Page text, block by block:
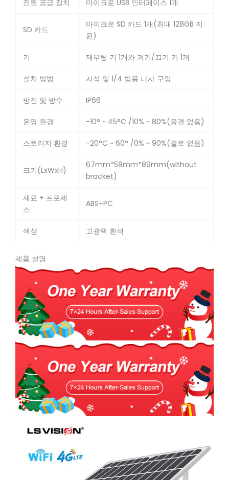
전원 공급 장치 마이크로 USB 인터페이스 1개
SD 카드
마이크로 SD 카드 1개(최대 128GB 지
원)
키 재부팅 키 1개와 켜기/끄기 키 1개
설치 방법 자석 및 1/4 범용 나사 구멍
방진 및 방수 IP66
운영 환경 -10° ~ 45°C /10% ~ 80%(응결 없음)
스토리지 환경 -20°C ~ 60° /0% ~ 90%(결로 없음)
크기(LxWxH)
67mm*58mm*89mm(without
bracket)
재료 + 프로세
스
ABS+PC
색상 고광택 흰색
제품 설명